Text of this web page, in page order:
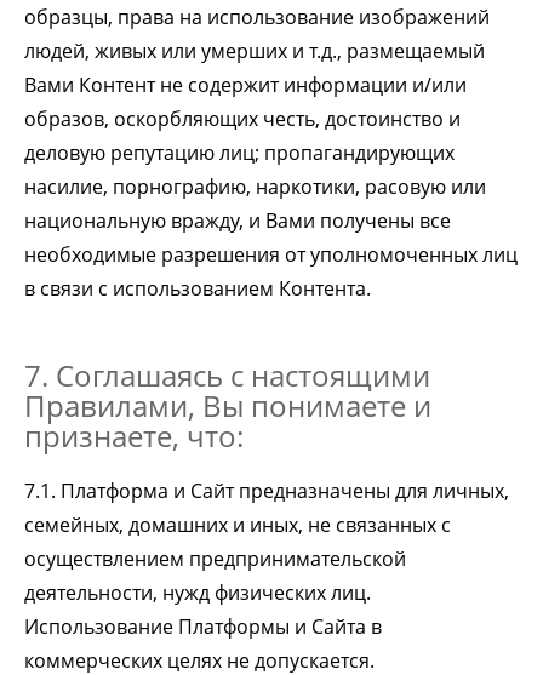
образцы, права на использование изображений
людей, живых или умерших и т.д., размещаемый
Вами Контент не содержит информации и/или
образов, оскорбляющих честь, достоинство и
деловую репутацию лиц; пропагандирующих
насилие, порнографию, наркотики, расовую или
национальную вражду, и Вами получены все
необходимые разрешения от уполномоченных лиц
в связи с использованием Контента.
7. Соглашаясь с настоящими
Правилами, Вы понимаете и
признаете, что:
7.1. Платформа и Сайт предназначены для личных,
семейных, домашних и иных, не связанных с
осуществлением предпринимательской
деятельности, нужд физических лиц.
Использование Платформы и Сайта в
коммерческих целях не допускается.